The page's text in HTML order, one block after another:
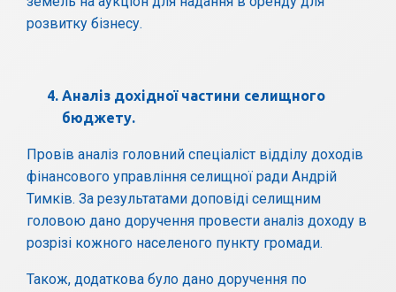
розвитку бізнесу.
Аналіз дохідної частини селищного
бюджету.
Провів аналіз головний спеціаліст відділу доходів
фінансового управління селищної ради Андрій
Тимків. За результатами доповіді селищним
головою дано доручення провести аналіз доходу в
розрізі кожного населеного пункту громади.
Також, додаткова було дано доручення по